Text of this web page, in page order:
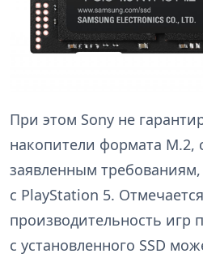
При этом Sony не
накопители формата M.2,
заявленным требованиям,
с PlayStation 5.
производительность игр
с установленного SSD